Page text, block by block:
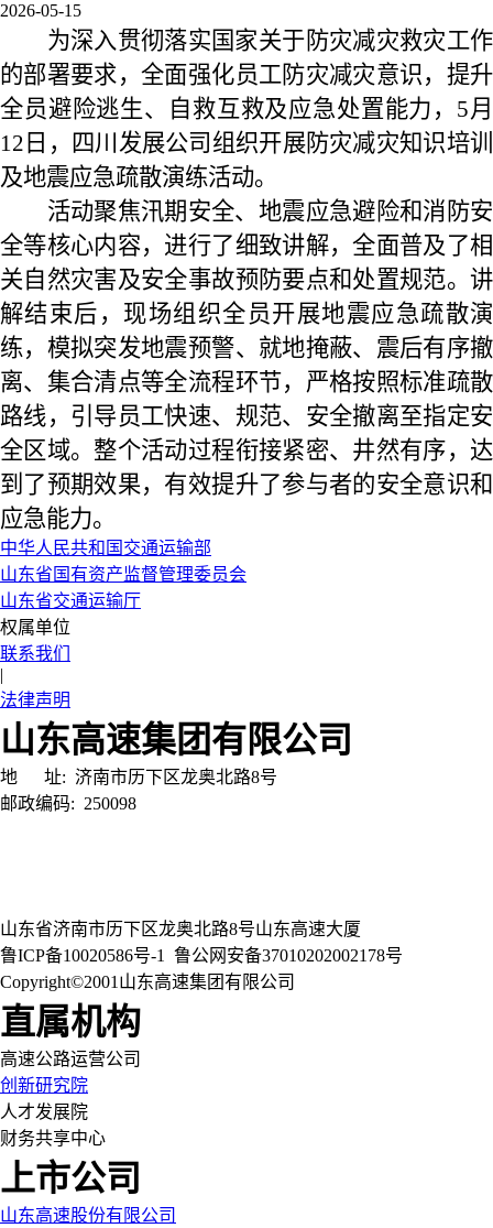
2026-05-15
为深入贯彻落实国家关于防灾减灾救灾工作
的部署要求，全面强化员工防灾减灾意识，提升
全员避险逃生、自救互救及应急处置能力，5月
12日，四川发展公司组织开展防灾减灾知识培训
及地震应急疏散演练活动。
活动聚焦汛期安全、地震应急避险和消防安
全等核心内容，进行了细致讲解，全面普及了相
关自然灾害及安全事故预防要点和处置规范。讲
解结束后，现场组织全员开展地震应急疏散演
练，模拟突发地震预警、就地掩蔽、震后有序撤
离、集合清点等全流程环节，严格按照标准疏散
路线，引导员工快速、规范、安全撤离至指定安
全区域。整个活动过程衔接紧密、井然有序，达
到了预期效果，有效提升了参与者的安全意识和
应急能力。
中华人民共和国交通运输部
山东省国有资产监督管理委员会
山东省交通运输厅
权属单位
联系我们
|
法律声明
山东高速集团有限公司
地 址: 济南市历下区龙奥北路8号
邮政编码: 250098
山东省济南市历下区龙奥北路8号山东高速大厦
鲁ICP备10020586号-1
鲁公网安备37010202002178号
Copyright©2001山东高速集团有限公司
直属机构
高速公路运营公司
创新研究院
人才发展院
财务共享中心
上市公司
山东高速股份有限公司